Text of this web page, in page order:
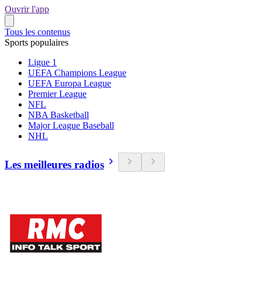
Ouvrir l'app
Tous les contenus
Sports populaires
Ligue 1
UEFA Champions League
UEFA Europa League
Premier League
NFL
NBA Basketball
Major League Baseball
NHL
Les meilleures radios